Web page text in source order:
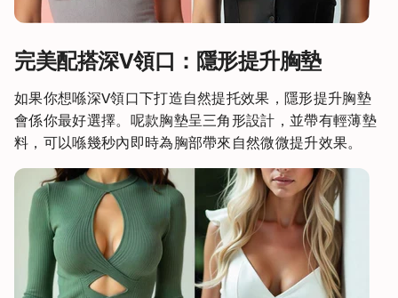
完美配搭深V領口：隱形提升胸墊
如果你想喺深V領口下打造自然提托效果，隱形提升胸墊
會係你最好選擇。呢款胸墊呈三角形設計，並帶有輕薄墊
料，可以喺幾秒內即時為胸部帶來自然微微提升效果。